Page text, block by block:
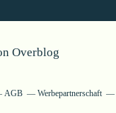
Overblog
AGB Werbepartnerschaft